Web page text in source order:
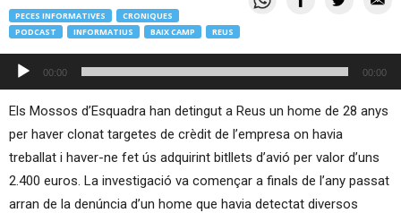
PECES INFORMATIVES
CRONIQUES
PODCAST
INFORMATIUS BAIX CAMP REUS
Reproductor
d'àudio
00:00 00:00
Els Mossos d’Esquadra han detingut a Reus un home de 28 anys
per haver clonat targetes de crèdit de l’empresa on havia
treballat i haver-ne fet ús adquirint bitllets d’avió per valor d’uns
2.400 euros. La investigació va començar a finals de l’any passat
arran de la denúncia d’un home que havia detectat diversos